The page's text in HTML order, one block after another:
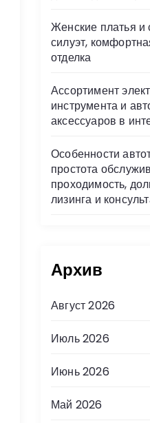
Женские платья
силуэт,
отделка
Ассортимент
инструмента и
аксессуаров в
Особенности
простота
проходимость,
лизинга и
Архив
Август 2026
Июль 2026
Июнь 2026
Май 2026